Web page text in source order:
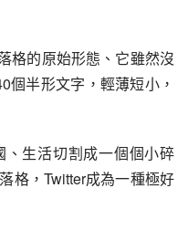
格的原始形態、它雖然沒
個半形文字，輕薄短小，
生活切割成一個個小碎
格，Twitter成為一種極好